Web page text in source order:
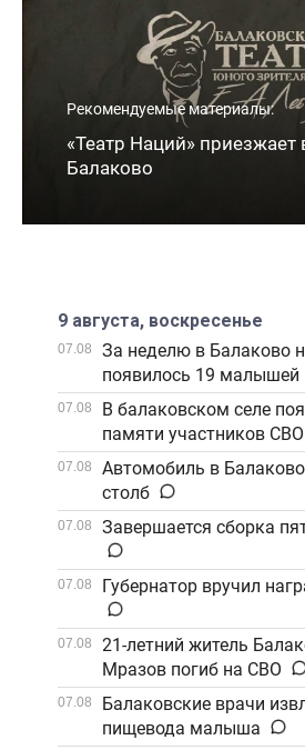
Рекомендуемые материалы:
«️Театр Наций» приезжает
Балаково
9 августа, воскресенье
07.08
За неделю в Балаково
появилось 19 малышей
07.08
В балаковском селе
памяти участников СВО
07.08
Автомобиль в
столб
07.08 Завершается сборка
07.08 Губернатор вручил
07.08
21-летний житель
Мразов погиб на СВО
07.08
Балаковские врачи
пищевода малыша